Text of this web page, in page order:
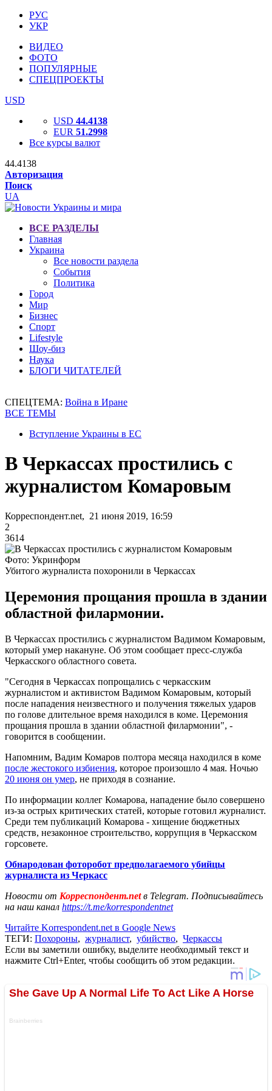
РУС
УКР
ВИДЕО
ФОТО
ПОПУЛЯРНЫЕ
СПЕЦПРОЕКТЫ
USD
USD 44.4138
EUR 51.2998
Все курсы валют
44.4138
Авторизация
Поиск
UA
ВСЕ РАЗДЕЛЫ
Главная
Украина
Все новости раздела
События
Политика
Город
Мир
Бизнес
Спорт
Lifestyle
Шоу-биз
Наука
БЛОГИ ЧИТАТЕЛЕЙ
СПЕЦТЕМА: Война в Иране
ВСЕ ТЕМЫ
Вступление Украины в ЕС
В Черкассах простились с
журналистом Комаровым
Корреспондент.net, 21 июня 2019, 16:59
2
3614
Фото: Укринформ
Убитого журналиста похоронили в Черкассах
Церемония прощания прошла в здании
областной филармонии.
В Черкассах простились с журналистом Вадимом Комаровым,
который умер накануне. Об этом сообщает пресс-служба
Черкасского областного совета.
"Сегодня в Черкассах попрощались с черкасским
журналистом и активистом Вадимом Комаровым, который
после нападения неизвестного и получения тяжелых ударов
по голове длительное время находился в коме. Церемония
прощания прошла в здании областной филармонии", -
говорится в сообщении.
Напомним, Вадим Комаров полтора месяца находился в коме
после жестокого избиения, которое произошло 4 мая. Ночью
20 июня он умер, не приходя в сознание.
По информации коллег Комарова, нападение было совершено
из-за острых критических статей, которые готовил журналист.
Среди тем публикаций Комарова - хищение бюджетных
средств, незаконное строительство, коррупция в Черкасском
горсовете.
Обнародован фоторобот предполагаемого убийцы
журналиста из Черкасс
Новости от Корреспондент.netв Telegram. Подписывайтесь
на наш канал https://t.me/korrespondentnet
Читайте Korrespondent.net в Google News
ТЕГИ: Похороны, журналист, убийство, Черкассы
Если вы заметили ошибку, выделите необходимый текст и
нажмите Ctrl+Enter, чтобы сообщить об этом редакции.